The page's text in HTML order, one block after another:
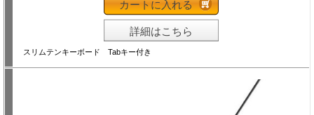
カートに入れる
詳細はこちら
スリムテンキーボード Tabキー付き